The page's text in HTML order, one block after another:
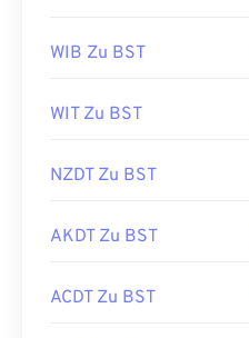
WIB Zu BST
WIT Zu BST
NZDT Zu BST
AKDT Zu BST
ACDT Zu BST